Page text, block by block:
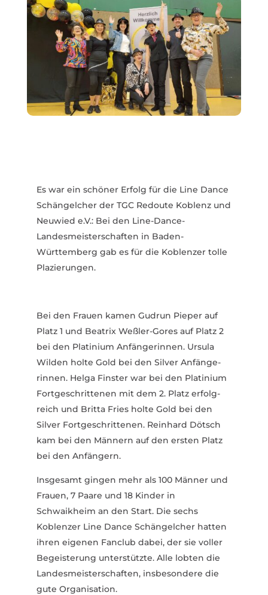
Es war ein schöner Erfolg für die Line Dance
Schän­gelcher der TGC Redoute Koblenz und
Neuwied e.V.: Bei den Line-Dance-
Landesmeisterschaften in Baden-
Württemberg gab es für die Koblenzer tolle
Plazie­rungen.
Bei den Frauen kamen Gudrun Pieper auf
Platz 1 und Beatrix Weßler-Gores auf Platz 2
bei den Platinium Anfän­ge­rinnen. Ursula
Wilden holte Gold bei den Silver Anfän­ge­
rinnen. Helga Finster war bei den Platinium
Fort­ge­schrit­tenen mit dem 2. Platz erfolg­
reich und Britta Fries holte Gold bei den
Silver Fort­ge­schrit­tenen. Reinhard Dötsch
kam bei den Männern auf den ersten Platz
bei den Anfängern.
Insgesamt gingen mehr als 100 Männer und
Frauen, 7 Paare und 18 Kinder in
Schwaikheim an den Start. Die sechs
Koblenzer Line Dance Schän­gelcher hatten
ihren eigenen Fanclub dabei, der sie voller
Begeis­terung unter­stützte. Alle lobten die
Landes­meis­ter­schaften, insbe­sondere die
gute Orga­ni­sation.